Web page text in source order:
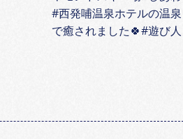
#西発哺温泉ホテルの温
で癒されました🍀#遊び人